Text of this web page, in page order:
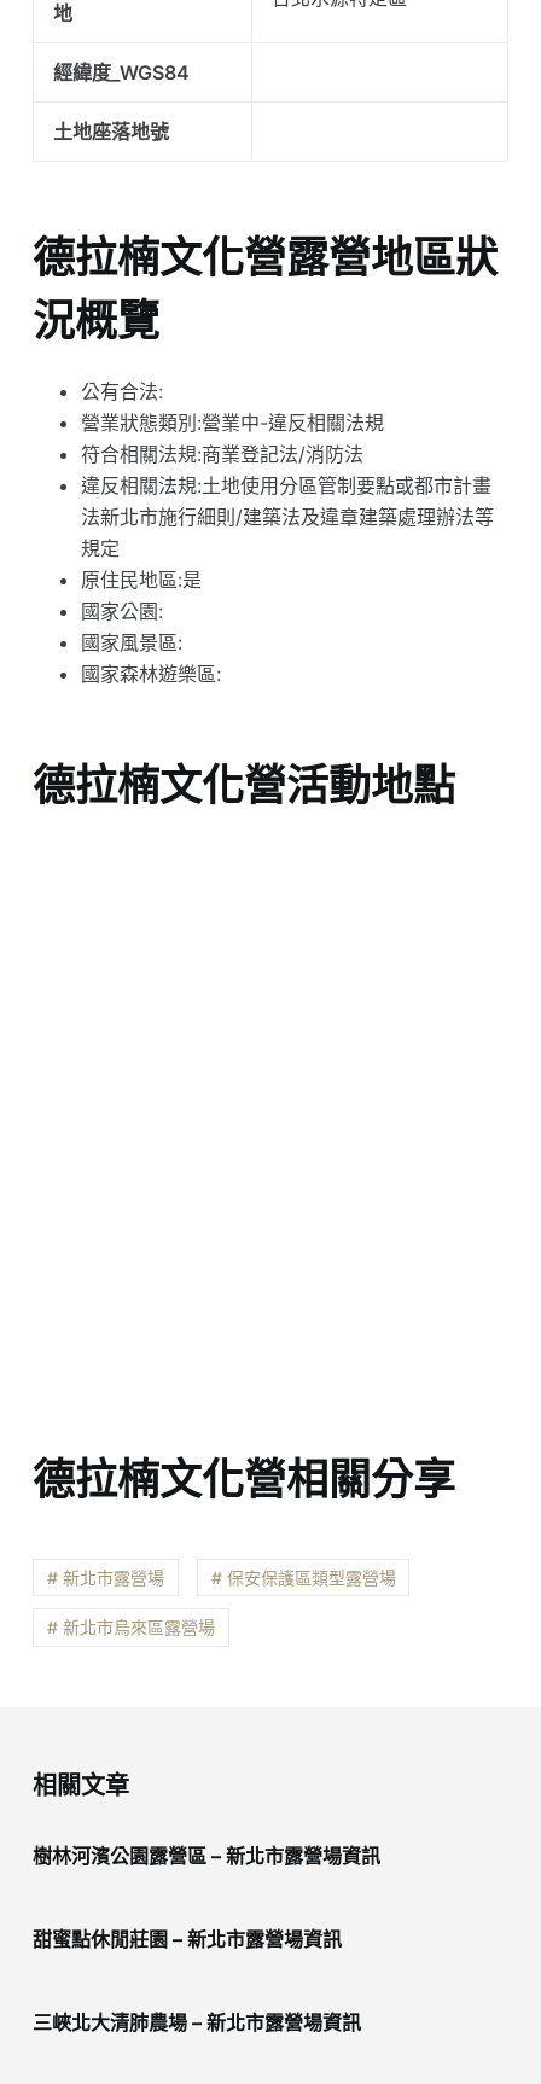
地
經緯度_WGS84
土地座落地號
德拉楠文化營露營地區狀
況概覽
公有合法:
營業狀態類別:營業中-違反相關法規
符合相關法規:商業登記法/消防法
違反相關法規:土地使用分區管制要點或都市計畫
法新北市施行細則/建築法及違章建築處理辦法等
規定
原住民地區:是
國家公園:
國家風景區:
國家森林遊樂區:
德拉楠文化營活動地點
德拉楠文化營相關分享
# 新北市露營場 # 保安保護區類型露營場
# 新北市烏來區露營場
相關文章
樹林河濱公園露營區 – 新北市露營場資訊
甜蜜點休閒莊園 – 新北市露營場資訊
三峽北大清肺農場 – 新北市露營場資訊